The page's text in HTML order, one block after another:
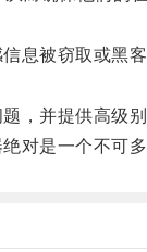
息被窃取或黑客
并提供高级别
是一个不可多